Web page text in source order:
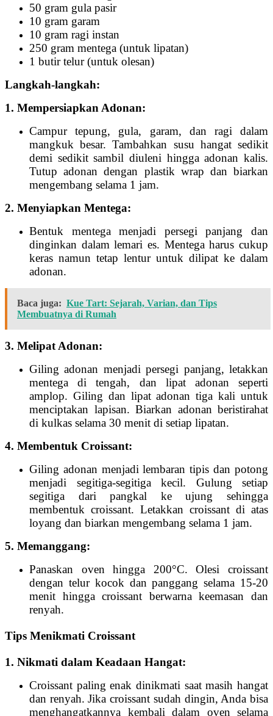
50 gram gula pasir
10 gram garam
10 gram ragi instan
250 gram mentega (untuk lipatan)
1 butir telur (untuk olesan)
Langkah-langkah:
1. Mempersiapkan Adonan:
Campur tepung, gula, garam, dan ragi dalam
mangkuk besar. Tambahkan susu hangat sedikit
demi sedikit sambil diuleni hingga adonan kalis.
Tutup adonan dengan plastik wrap dan biarkan
mengembang selama 1 jam.
2. Menyiapkan Mentega:
Bentuk mentega menjadi persegi panjang dan
dinginkan dalam lemari es. Mentega harus cukup
keras namun tetap lentur untuk dilipat ke dalam
adonan.
Baca juga: Kue Tart: Sejarah, Varian, dan Tips
Membuatnya di Rumah
3. Melipat Adonan:
Giling adonan menjadi persegi panjang, letakkan
mentega di tengah, dan lipat adonan seperti
amplop. Giling dan lipat adonan tiga kali untuk
menciptakan lapisan. Biarkan adonan beristirahat
di kulkas selama 30 menit di setiap lipatan.
4. Membentuk Croissant:
Giling adonan menjadi lembaran tipis dan potong
menjadi segitiga-segitiga kecil. Gulung setiap
segitiga dari pangkal ke ujung sehingga
membentuk croissant. Letakkan croissant di atas
loyang dan biarkan mengembang selama 1 jam.
5. Memanggang:
Panaskan oven hingga 200°C. Olesi croissant
dengan telur kocok dan panggang selama 15-20
menit hingga croissant berwarna keemasan dan
renyah.
Tips Menikmati Croissant
1. Nikmati dalam Keadaan Hangat:
Croissant paling enak dinikmati saat masih hangat
dan renyah. Jika croissant sudah dingin, Anda bisa
menghangatkannya kembali dalam oven selama